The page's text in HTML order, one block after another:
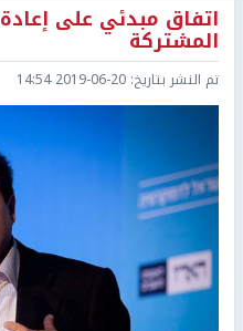
اتفاق مبدئي على
المشتركة
تم النشر بتاريخ: 2019-06-20 14:54